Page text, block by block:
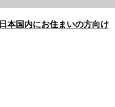
日本国内にお住まいの方向け